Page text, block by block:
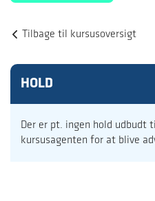
Tilbage til kursusoversigt
HOLD
Der er pt. ingen hold udbudt
kursusagenten for at blive